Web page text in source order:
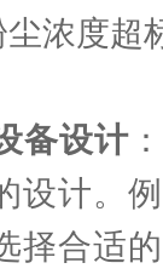
浓度超
备设计
设计。
择合适